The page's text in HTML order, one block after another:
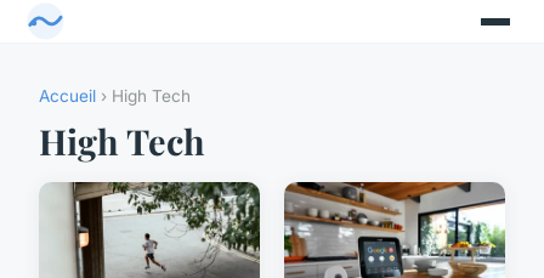
Accueil › High Tech
High Tech